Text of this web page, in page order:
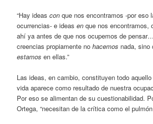
“Hay ideasconque nos encontramos -por eso
ocurrencias- e ideasen que nos encontramos,
ahí ya antes de que nos ocupemos de
creencias propiamente nohacemos nada, sino
estamos en ellas.”
Las ideas, en cambio, constituyen todo
vida aparece como resultado de nuestra
Por eso se alimentan de su cuestionabilidad.
Ortega, “necesitan de la crítica como el